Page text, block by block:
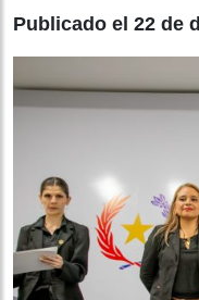
Publicado el 22 de